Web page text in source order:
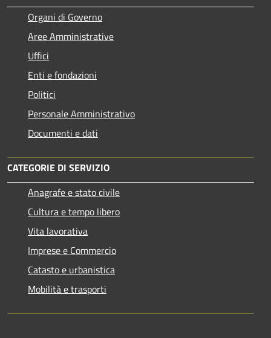
Organi di Governo
Aree Amministrative
Uffici
Enti e fondazioni
Politici
Personale Amministrativo
Documenti e dati
CATEGORIE DI SERVIZIO
Anagrafe e stato civile
Cultura e tempo libero
Vita lavorativa
Imprese e Commercio
Catasto e urbanistica
Mobilità e trasporti